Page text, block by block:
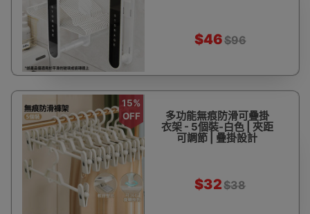
$46$96
15%
OFF
多功能無痕防滑可疊掛
衣架 - 5個裝-白色 | 夾距
可調節 | 疊掛設計
$32$38